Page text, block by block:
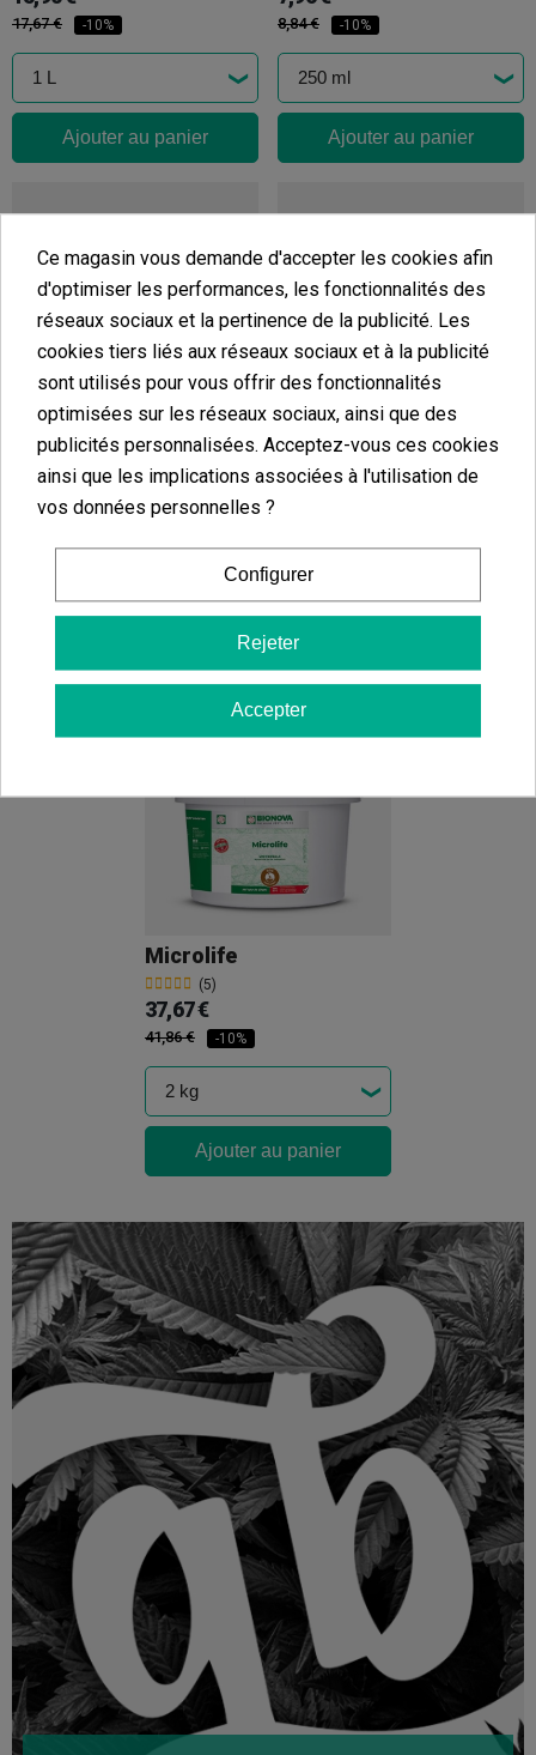
17,67 € -10%
Ajouter au panier
8,84 € -10%
Ajouter au panier
Veganics Grow
(3)
21,68 €
Veganics Bloom
(6)
Microlife
(5)
37,67 €
41,86 € -10%
Ajouter au panier
Ce magasin vous demande d'accepter les cookies afin
d'optimiser les performances, les fonctionnalités des
réseaux sociaux et la pertinence de la publicité. Les
cookies tiers liés aux réseaux sociaux et à la publicité
sont utilisés pour vous offrir des fonctionnalités
optimisées sur les réseaux sociaux, ainsi que des
publicités personnalisées. Acceptez-vous ces cookies
ainsi que les implications associées à l'utilisation de
vos données personnelles ?
Configurer
Rejeter
Accepter